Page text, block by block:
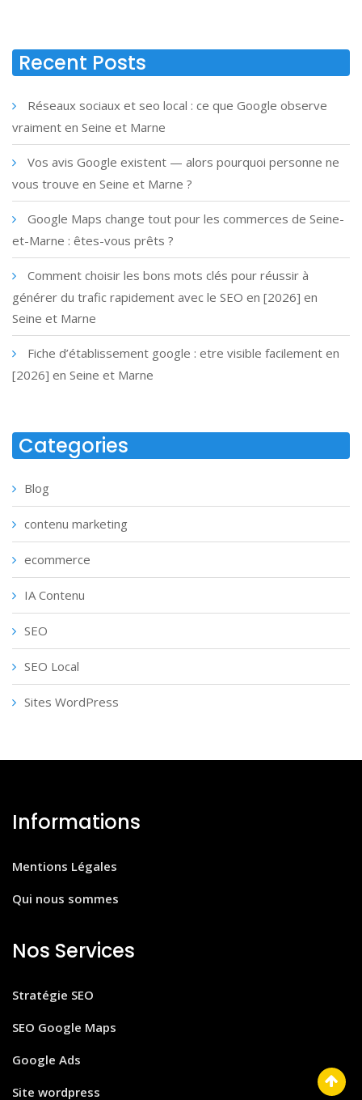
Recent Posts
Réseaux sociaux et seo local : ce que Google observe
vraiment en Seine et Marne
Vos avis Google existent — alors pourquoi personne ne
vous trouve en Seine et Marne ?
Google Maps change tout pour les commerces de Seine-
et-Marne : êtes-vous prêts ?
Comment choisir les bons mots clés pour réussir à
générer du trafic rapidement avec le SEO en [2026] en
Seine et Marne
Fiche d’établissement google : etre visible facilement en
[2026] en Seine et Marne
Categories
Blog
contenu marketing
ecommerce
IA Contenu
SEO
SEO Local
Sites WordPress
Informations
Mentions Légales
Qui nous sommes
Nos Services
Stratégie SEO
SEO Google Maps
Google Ads
Site wordpress